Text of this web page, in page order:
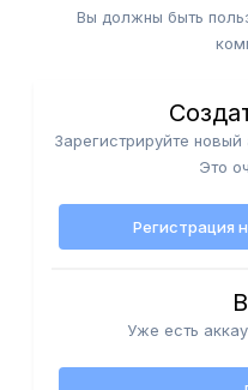
Вы должны быть
Зарегистрируйте
Это
Регистрация
Уже есть